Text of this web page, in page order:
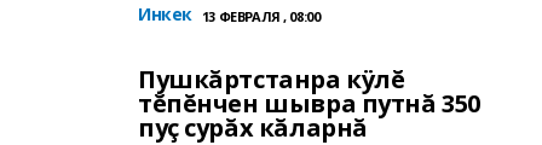
Инкек 13 ФЕВРАЛЯ , 08:00
Пушкăртстанра кÿлĕ
тĕпĕнчен шывра путнă 350
пуç сурăх кăларнă